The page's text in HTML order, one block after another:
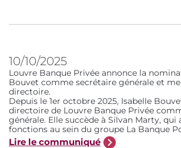
10/10/2025
Louvre Banque Privée annonce la
Bouvet comme secrétaire générale et
directoire.
Depuis le 1er octobre 2025, Isabelle
directoire de Louvre Banque Privée
générale. Elle succède à Silvan Marty, qui
fonctions au sein du groupe La Banque
Lire le communiqué